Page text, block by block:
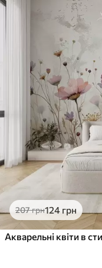
207грн124 грн
Акварельні квіти в